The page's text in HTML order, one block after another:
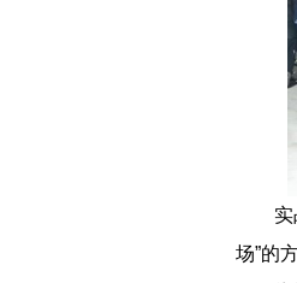
场”的